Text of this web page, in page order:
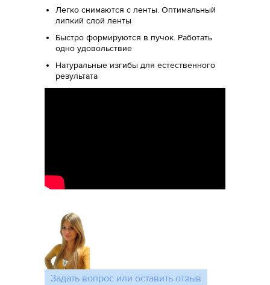
Легко снимаются с ленты. Оптимальный
липкий слой ленты
Быстро формируются в пучок. Работать
одно удовольствие
Натуральные изгибы для естественного
результата
Задать вопрос или оставить отзыв